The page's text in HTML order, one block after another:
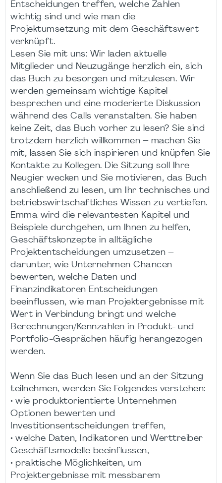
Entscheidungen treffen, welche Zahlen
wichtig sind und wie man die
Projektumsetzung mit dem Geschäftswert
verknüpft.
Lesen Sie mit uns: Wir laden aktuelle
Mitglieder und Neuzugänge herzlich ein, sich
das Buch zu besorgen und mitzulesen. Wir
werden gemeinsam wichtige Kapitel
besprechen und eine moderierte Diskussion
während des Calls veranstalten. Sie haben
keine Zeit, das Buch vorher zu lesen? Sie sind
trotzdem herzlich willkommen – machen Sie
mit, lassen Sie sich inspirieren und knüpfen Sie
Kontakte zu Kollegen. Die Sitzung soll Ihre
Neugier wecken und Sie motivieren, das Buch
anschließend zu lesen, um Ihr technisches und
betriebswirtschaftliches Wissen zu vertiefen.
Emma wird die relevantesten Kapitel und
Beispiele durchgehen, um Ihnen zu helfen,
Geschäftskonzepte in alltägliche
Projektentscheidungen umzusetzen –
darunter, wie Unternehmen Chancen
bewerten, welche Daten und
Finanzindikatoren Entscheidungen
beeinflussen, wie man Projektergebnisse mit
Wert in Verbindung bringt und welche
Berechnungen/Kennzahlen in Produkt- und
Portfolio-Gesprächen häufig herangezogen
werden.
Wenn Sie das Buch lesen und an der Sitzung
teilnehmen, werden Sie Folgendes verstehen:
• wie produktorientierte Unternehmen
Optionen bewerten und
Investitionsentscheidungen treffen,
• welche Daten, Indikatoren und Werttreiber
Geschäftsmodelle beeinflussen,
• praktische Möglichkeiten, um
Projektergebnisse mit messbarem